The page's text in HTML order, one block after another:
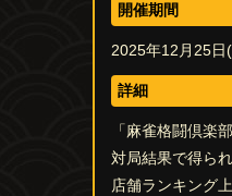
開催期間
2025年12月25
詳細
「麻雀格闘倶楽
対局結果で得ら
店舗ランキング